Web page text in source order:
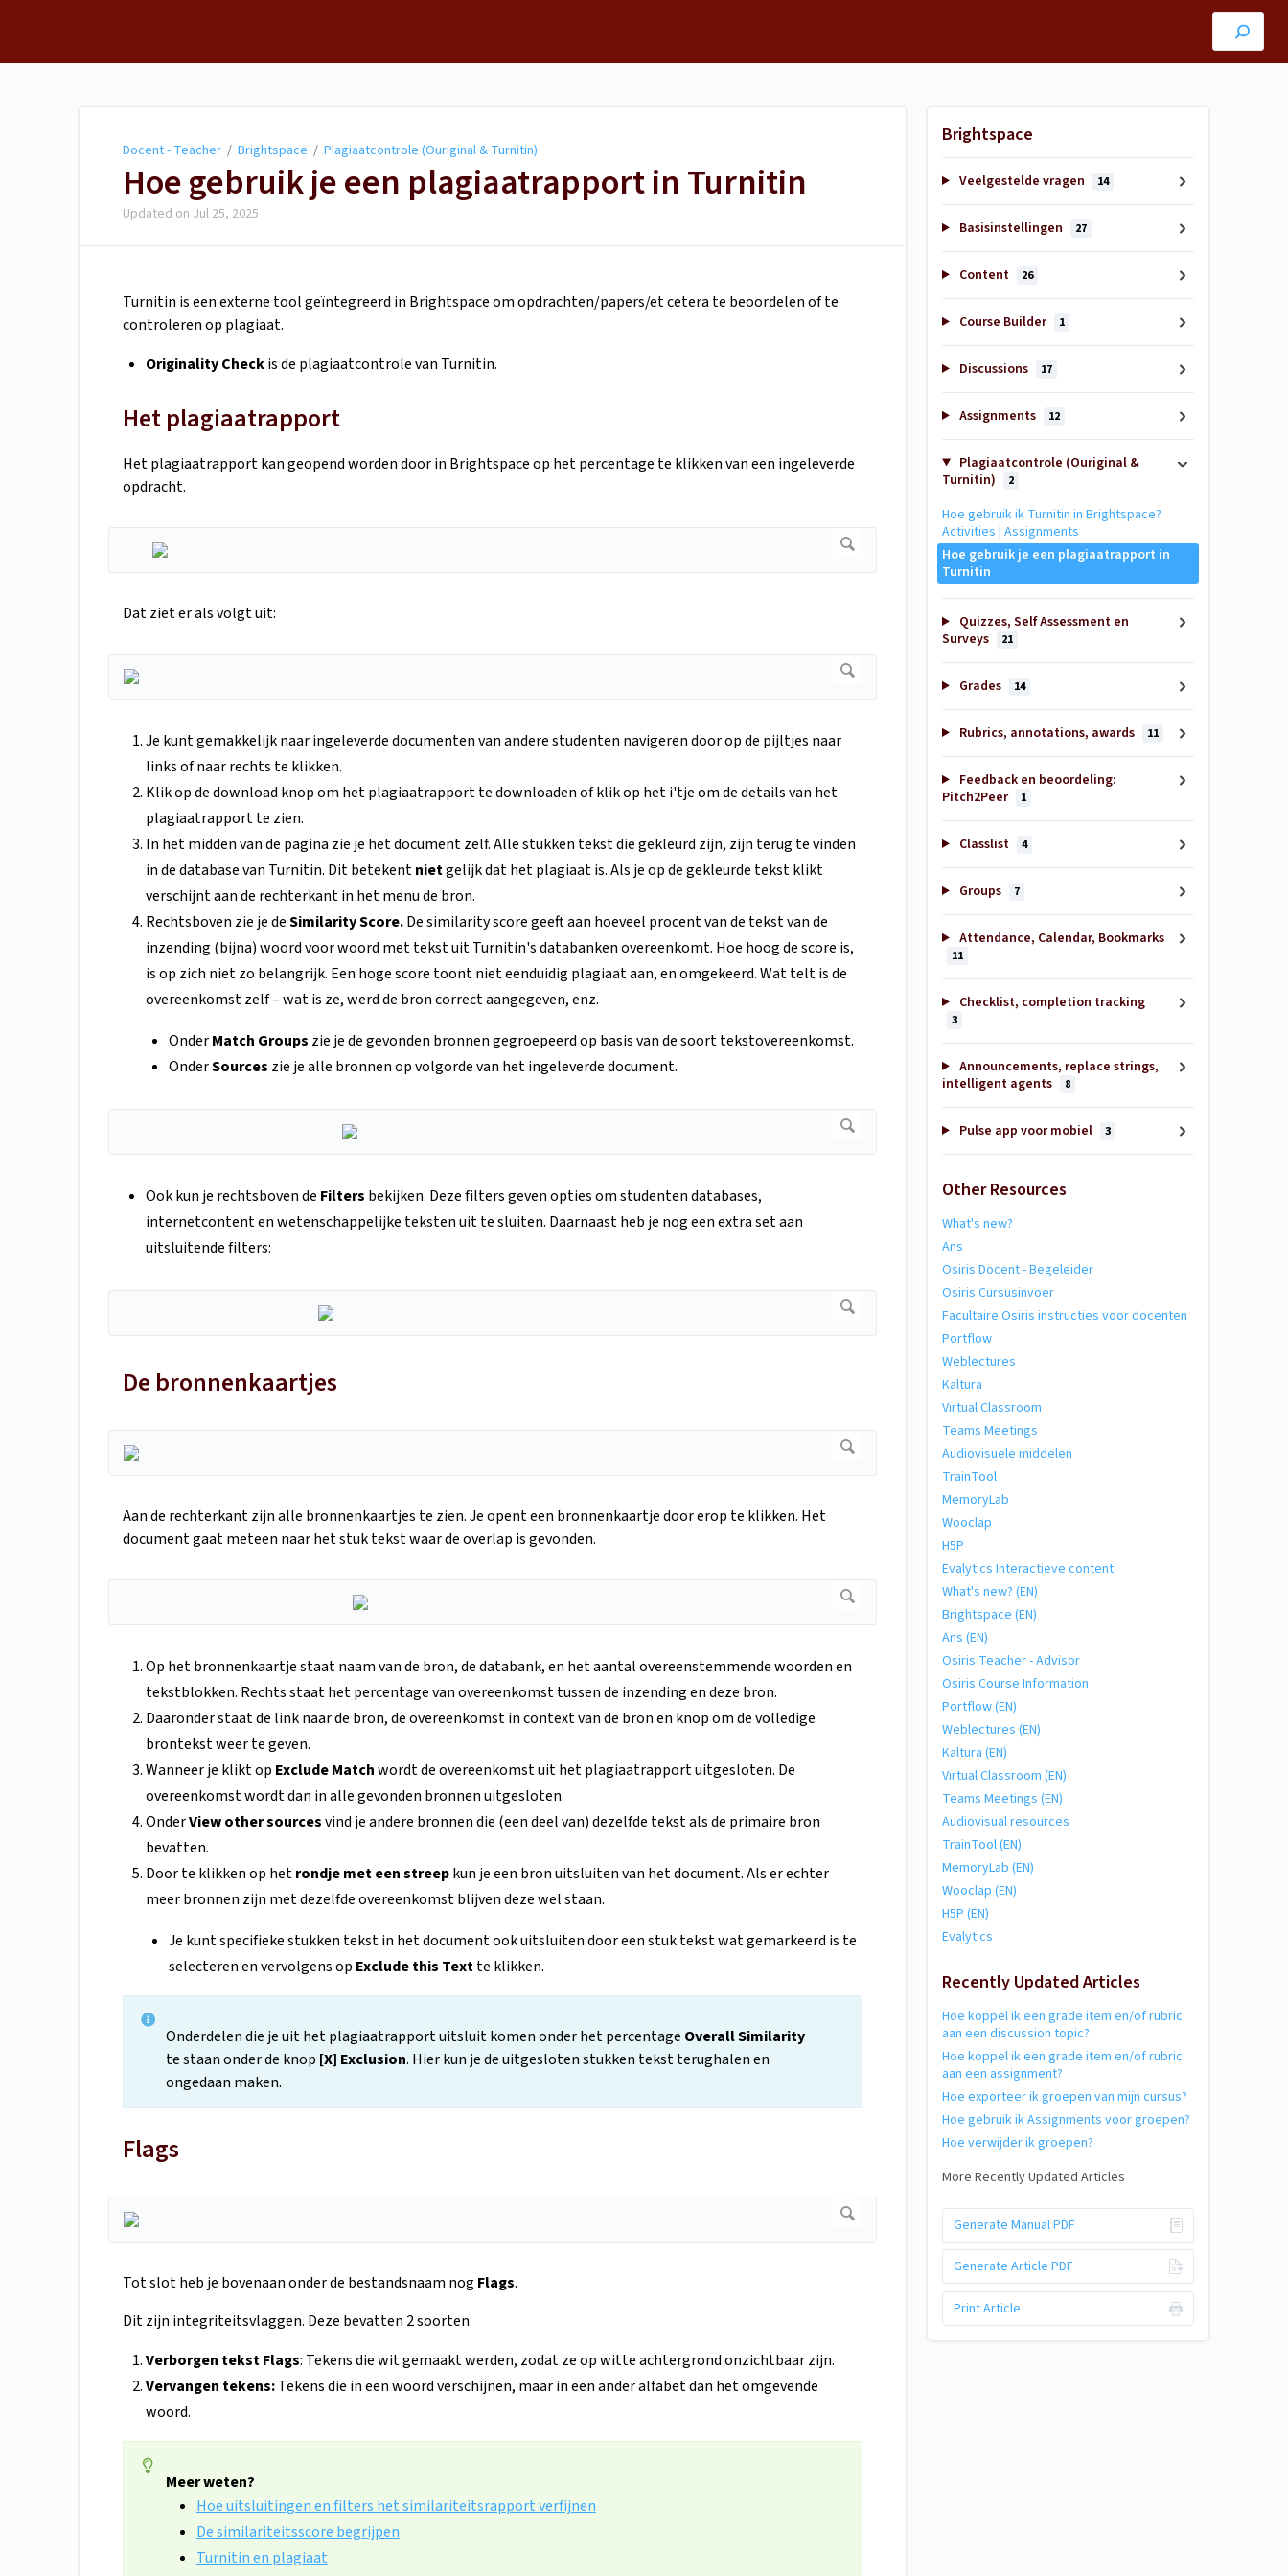
Docent - Teacher / Brightspace / Plagiaatcontrole (Ouriginal & Turnitin)
Hoe gebruik je een plagiaatrapport in Turnitin
Updated on Jul 25, 2025
Turnitin is een externe tool geïntegreerd in Brightspace om opdrachten/papers/et cetera te beoordelen of te
controleren op plagiaat.
Originality Checkis de plagiaatcontrole van Turnitin.
Het plagiaatrapport
Het plagiaatrapport kan geopend worden door in Brightspace op het percentage te klikken van een ingeleverde
opdracht.
Dat ziet er als volgt uit:
Je kunt gemakkelijk naar ingeleverde documenten van andere studenten navigeren door op de pijltjes naar
links of naar rechts te klikken.
Klik op de download knop om het plagiaatrapport te downloaden of klik op het i'tje om de details van het
plagiaatrapport te zien.
In het midden van de pagina zie je het document zelf. Alle stukken tekst die gekleurd zijn, zijn terug te vinden
in de database van Turnitin. Dit betekentnietgelijk dat het plagiaat is. Als je op de gekleurde tekst klikt
verschijnt aan de rechterkant in het menu de bron.
Rechtsboven zie je deSimilarity Score.De similarity score geeft aan hoeveel procent van de tekst van de
inzending (bijna) woord voor woord met tekst uit Turnitin's databanken overeenkomt. Hoe hoog de score is,
is op zich niet zo belangrijk. Een hoge score toont niet eenduidig plagiaat aan, en omgekeerd. Wat telt is de
overeenkomst zelf – wat is ze, werd de bron correct aangegeven, enz.
OnderMatch Groups zie je de gevonden bronnen gegroepeerd op basis van de soort tekstovereenkomst.
OnderSources zie je alle bronnen op volgorde van het ingeleverde document.
Ook kun je rechtsboven de Filters bekijken. Deze filters geven opties om studenten databases,
internetcontent en wetenschappelijke teksten uit te sluiten. Daarnaast heb je nog een extra set aan
uitsluitende filters:
De bronnenkaartjes
Aan de rechterkant zijn alle bronnenkaartjes te zien. Je opent een bronnenkaartje door erop te klikken. Het
document gaat meteen naar het stuk tekst waar de overlap is gevonden.
Op het bronnenkaartje staat naam van de bron, de databank, en het aantal overeenstemmende woorden en
tekstblokken. Rechts staat het percentage van overeenkomst tussen de inzending en deze bron.
Daaronder staat de link naar de bron, de overeenkomst in context van de bron en knop om de volledige
brontekst weer te geven.
Wanneer je klikt op Exclude Matchwordt de overeenkomst uit het plagiaatrapport uitgesloten. De
overeenkomst wordt dan in alle gevonden bronnen uitgesloten.
OnderView other sourcesvind je andere bronnen die (een deel van) dezelfde tekst als de primaire bron
bevatten.
Door te klikken op hetrondje met een streepkun je een bron uitsluiten van het document. Als er echter
meer bronnen zijn met dezelfde overeenkomst blijven deze wel staan.
Je kunt specifieke stukken tekst in het document ook uitsluiten door een stuk tekst wat gemarkeerd is te
selecteren en vervolgens op Exclude this Textte klikken.
Onderdelen die je uit het plagiaatrapport uitsluit komen onder het percentage Overall Similarity
te staan onder de knop [X] Exclusion. Hier kun je de uitgesloten stukken tekst terughalen en
ongedaan maken.
Flags
Tot slot heb je bovenaan onder de bestandsnaam nog Flags.
Dit zijn integriteitsvlaggen. Deze bevatten 2 soorten:
Verborgen tekst Flags: Tekens die wit gemaakt werden, zodat ze op witte achtergrond onzichtbaar zijn.
Vervangen tekens:Tekens die in een woord verschijnen, maar in een ander alfabet dan het omgevende
woord.
Meer weten?
Hoe uitsluitingen en filters het similariteitsrapport verfijnen
De similariteitsscore begrijpen
Turnitin en plagiaat
Brightspace
Veelgestelde vragen 14
Basisinstellingen 27
Content 26
Course Builder 1
Discussions 17
Assignments 12
Plagiaatcontrole (Ouriginal &
Turnitin)
2
Hoe gebruik ik Turnitin in Brightspace?
Activities | Assignments
Hoe gebruik je een plagiaatrapport in
Turnitin
Quizzes, Self Assessment en
Surveys
21
Grades 14
Rubrics, annotations, awards 11
Feedback en beoordeling:
Pitch2Peer
1
Classlist 4
Groups 7
Attendance, Calendar, Bookmarks
11
Checklist, completion tracking
3
Announcements, replace strings,
intelligent agents
8
Pulse app voor mobiel 3
Other Resources
What's new?
Ans
Osiris Docent - Begeleider
Osiris Cursusinvoer
Facultaire Osiris instructies voor docenten
Portflow
Weblectures
Kaltura
Virtual Classroom
Teams Meetings
Audiovisuele middelen
TrainTool
MemoryLab
Wooclap
H5P
Evalytics Interactieve content
What's new? (EN)
Brightspace (EN)
Ans (EN)
Osiris Teacher - Advisor
Osiris Course Information
Portflow (EN)
Weblectures (EN)
Kaltura (EN)
Virtual Classroom (EN)
Teams Meetings (EN)
Audiovisual resources
TrainTool (EN)
MemoryLab (EN)
Wooclap (EN)
H5P (EN)
Evalytics
Recently Updated Articles
Hoe koppel ik een grade item en/of rubric
aan een discussion topic?
Hoe koppel ik een grade item en/of rubric
aan een assignment?
Hoe exporteer ik groepen van mijn cursus?
Hoe gebruik ik Assignments voor groepen?
Hoe verwijder ik groepen?
More Recently Updated Articles
Generate Manual PDF
Generate Article PDF
Print Article